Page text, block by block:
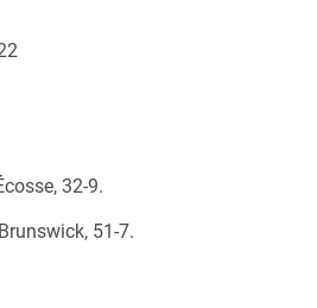
32-9.
51-7.